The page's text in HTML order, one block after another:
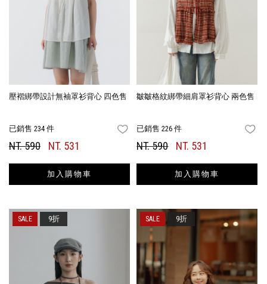
壓褶綁帶設計無袖罩衫背心 四色售
已銷售 234 件 FAVORITES
NT. 590 NT. 531
加入購物車
皺皺格紋綁帶細肩罩衫背心 兩色售
已銷售 226 件
NT. 590 NT. 531
加入購物車
9折 9折